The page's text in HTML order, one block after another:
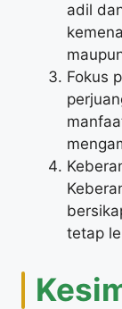
adil
Fokus
tetap